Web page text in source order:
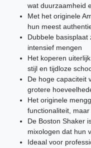
wat duurzaamheid
Met het originele
hun meest
Dubbele
intensief mengen
Het koperen
stijl en tijdloze
De hoge capaciteit
grotere
Het originele
functionaliteit,
De Boston Shaker
mixologen dat hun
Ideaal voor